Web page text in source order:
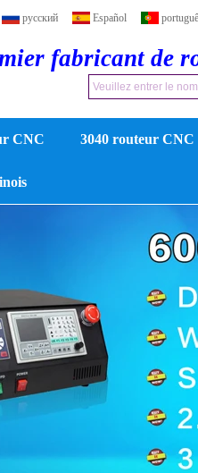
русский Español
fabricant de
CNC 3040 routeur CNC